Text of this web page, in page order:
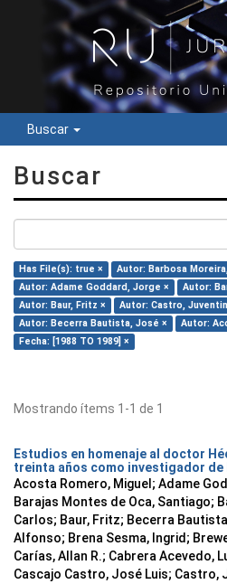
Buscar
Buscar
Has File(s): true ×
Autor: Barbosa
Autor: Adame Goddard, Jorge ×
Autor:
Autor: Baur, Fritz ×
Autor: Castro,
Autor: Becerra Bautista, José ×
Autor:
Fecha: [1988 TO 1989] ×
Mostrando ítems 1-1 de 1
Estudios en homenaje al doctor
treinta años como investigador de
Acosta Romero, Miguel; Adame
Barajas Montes de Oca, Santiago;
Carlos; Baur, Fritz; Becerra
Alfonso; Brena Sesma, Ingrid;
Carías, Allan R.; Cabrera Acevedo,
Cascajo Castro, José Luis; Castro,